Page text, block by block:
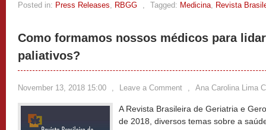
Posted in: Press Releases, RBGG , Tagged: Medicina, Revista
Como formamos nossos médicos para
paliativos?
November 13, 2018 15:00 , Leave a Comment , Ana Carolina Lima
A Revista Brasileira de Geriatria e
de 2018, diversos temas sobre a